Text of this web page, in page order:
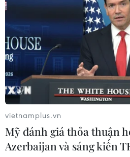
Chứng khoán 6/8: Cổ phiếu
tăng trần, trắng bên bán giữa
đỏ lửa
06/08/2026 09:40
Dow Jones lập đỉnh kỷ lục nhờ
biến tích cực tại Trung Đông
05/08/2026 23:27
vietnamplus.vn
Mỹ đánh giá thỏa thuận
Azerbaijan và sáng kiến